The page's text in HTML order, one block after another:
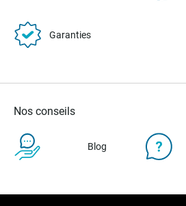
Garanties
Nos conseils
Blog